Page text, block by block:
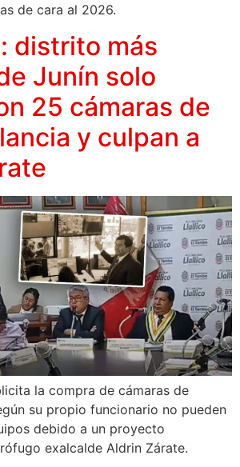
de cara al 2026.
distrito más
Junín solo
25 cámaras de
y culpan a
la compra de cámaras de
su propio funcionario no pueden
debido a un proyecto
exalcalde Aldrin Zárate.